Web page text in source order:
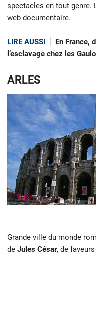
spectacles en tout genre.
web documentaire.
LIRE AUSSI
En France,
l’esclavage chez les
ARLES
Grande ville du monde
de Jules César, de